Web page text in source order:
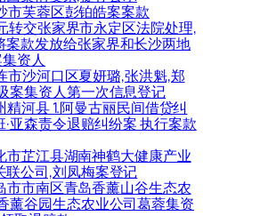
市芙蓉区彭铂皓案案款
转交张家界市永定区法院处理,
案款发放给张家界和长沙两地
资人
市沙河口区夏妍璐,张洪魁,郑
案集资人第一次信息登记
精河县 1.阿曼古丽民间借贷纠
·亚森责令退赔纠纷案 执行案款
市芷江县湖南神鹤大健康产业
联公司,刘凤梅案登记
市市南区青岛香薰山谷生态农
薰谷园生态农业公司葛蓉集资